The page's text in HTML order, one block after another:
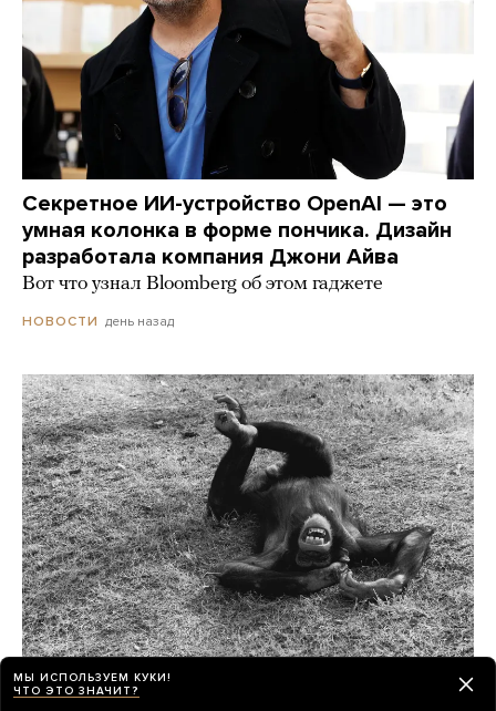
Секретное ИИ-устройство OpenAI — это
умная колонка в форме пончика. Дизайн
разработала компания Джони Айва
Вот что узнал Bloomberg об этом гаджете
НОВОСТИ день назад
Шимпанзе и гориллы умеют смеяться как
МЫ ИСПОЛЬЗУЕМ КУКИ!
ЧТО ЭТО ЗНАЧИТ?